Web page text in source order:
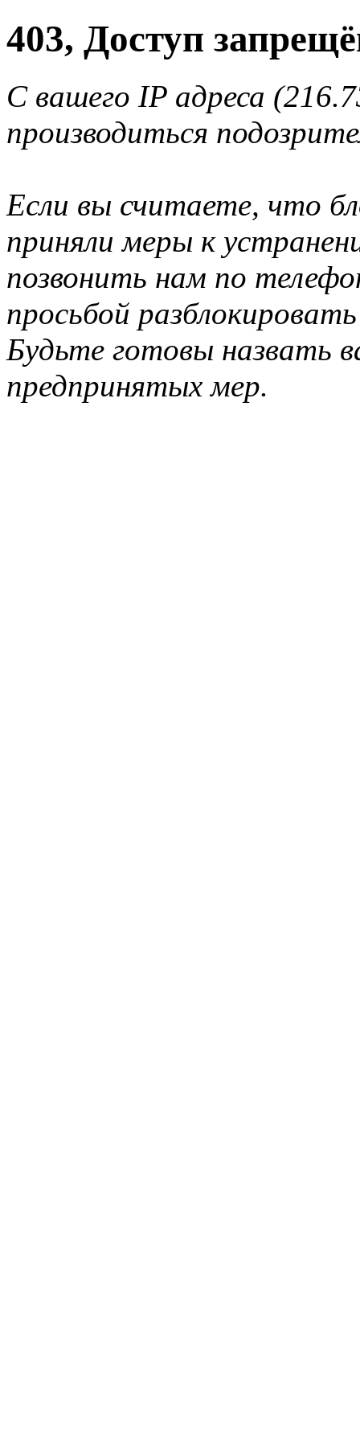
403, Доступ
С вашего IP адреса
производиться
Если вы считаете, что
приняли меры к
позвонить нам по
просьбой
Будьте готовы назвать
предпринятых мер.